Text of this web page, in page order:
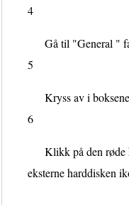
4
Gå til "General "
5
Kryss av i
6
Klikk på den røde
eksterne harddisken